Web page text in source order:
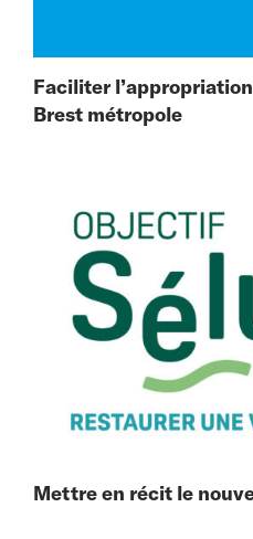
Faciliter
Brest métropole
Mettre en récit le